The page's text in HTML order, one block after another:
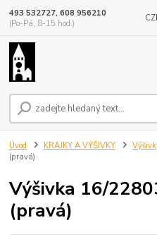
493 532727, 608 956210
(Po-Pá, 8-15 hod.)
Úvod KRAJKY A VÝŠIVKY
(pravá)
Výšivka 16/
(pravá)